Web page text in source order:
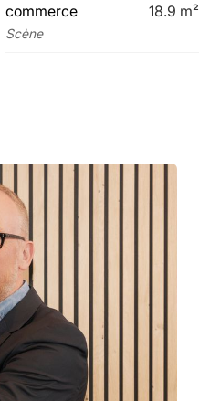
commerce 18.9 m²
Scène